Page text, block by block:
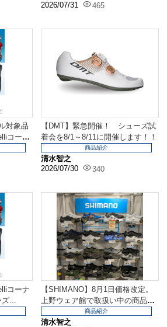
2026/07/31
465
対象品
コーナ
【DMT】緊急開催！ シューズ試
着会を8/1～8/11に開催します！！
清水智之
2026/07/30
340
商品紹介
コーナ
ズ...
【SHIMANO】8月1日価格改定。
上野ウェア館で取扱い中の商品が
ほぼ対象となり...
清水智之
商品紹介